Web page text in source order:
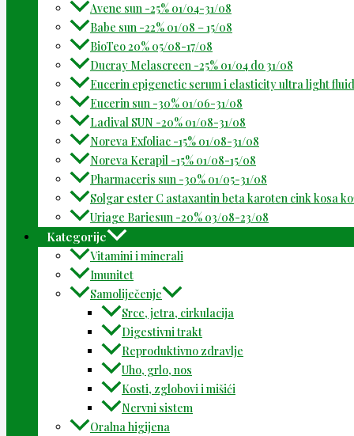
Avene sun -25% 01/04-31/08
Babe sun -22% 01/08 – 15/08
BioTeo 20% 05/08-17/08
Ducray Melascreen -25% 01/04 do 31/08
Eucerin epigenetic serum i elasticity ultra light
Eucerin sun -30% 01/06-31/08
Ladival SUN -20% 01/08-31/08
Noreva Exfoliac -15% 01/08-31/08
Noreva Kerapil -15% 01/08-15/08
Pharmaceris sun -30% 01/05-31/08
Solgar ester C astaxantin beta karoten cink kosa
Uriage Bariesun -20% 03/08-23/08
Kategorije
Vitamini i minerali
Imunitet
Samoliječenje
Srce, jetra, cirkulacija
Digestivni trakt
Reproduktivno zdravlje
Uho, grlo, nos
Kosti, zglobovi i mišići
Nervni sistem
Oralna higijena